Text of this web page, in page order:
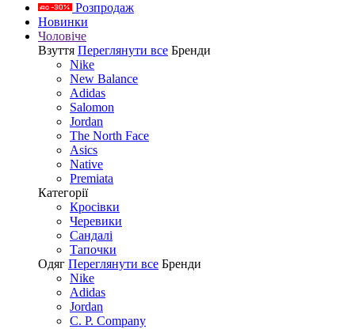
Розпродаж
Новинки
Чоловіче
Взуття Переглянути все Бренди
Nike
New Balance
Adidas
Salomon
Jordan
The North Face
Asics
Native
Premiata
Категорії
Кросівки
Черевики
Сандалі
Tапочки
Одяг Переглянути все Бренди
Nike
Adidas
Jordan
C. P. Company